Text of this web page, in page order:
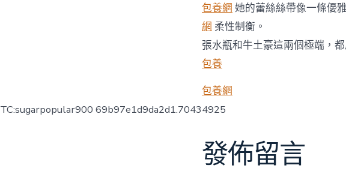
包養網 她的蕾絲絲帶像一條優
網 柔性制衡。
張水瓶和牛土豪這兩個極端，
包養
包養網
TC:sugarpopular900 69b97e1d9da2d1.70434925
發佈留言